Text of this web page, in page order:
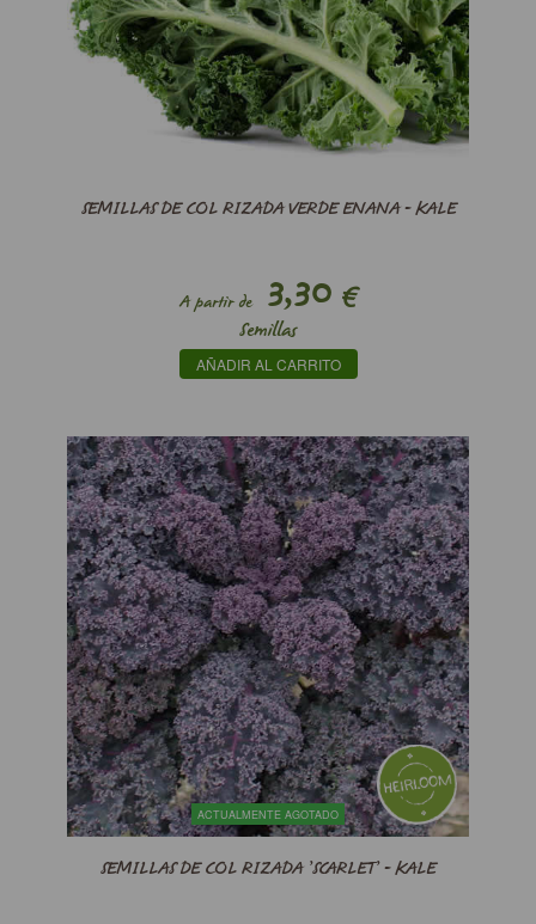
SEMILLAS DE COL RIZADA VERDE ENANA - KALE
A partir de3,30 €
Semillas
AÑADIR AL CARRITO
ACTUALMENTE AGOTADO
SEMILLAS DE COL RIZADA ’SCARLET’ - KALE